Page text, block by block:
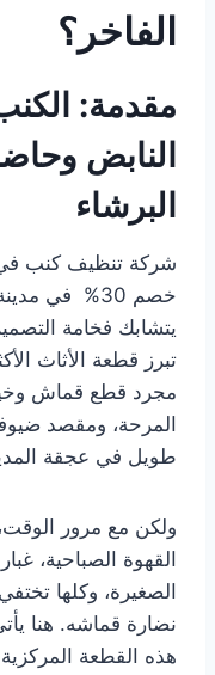
الفاخر؟
مقدمة:
النابض
البرشاء
شركة تنظيف كنب في
خصم 30% في مدينة نابضة بالحياة مثل
يتشابك فخامة
تبرز قطعة الأثاث
مجرد قطع قماش
المرحة، ومقصد
طويل في عجقة
ولكن مع مرور
القهوة الصباحية،
الصغيرة، وكلها
نضارة قماشه. هنا
هذه القطعة